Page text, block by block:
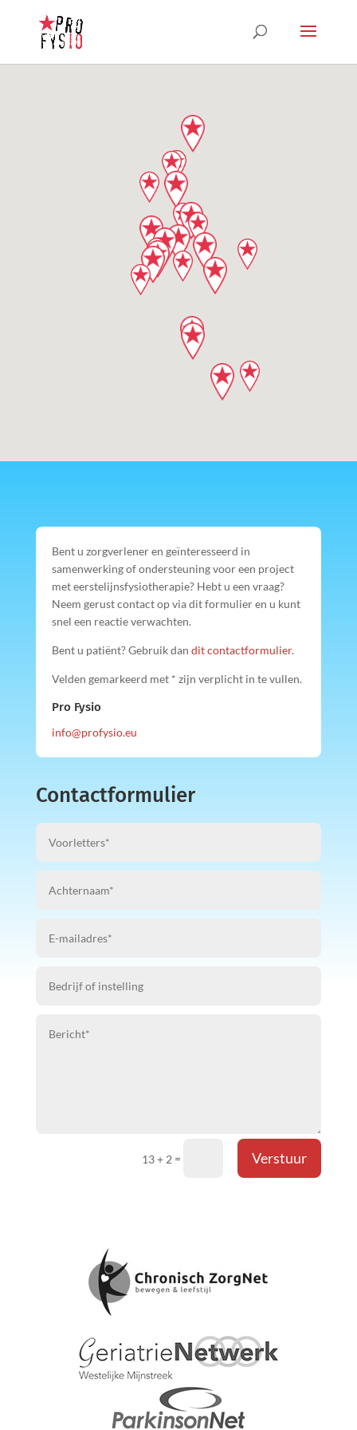
Bent u zorgverlener en geïnteresseerd in
samenwerking of ondersteuning voor een project
met eerstelijnsfysiotherapie? Hebt u een vraag?
Neem gerust contact op via dit formulier en u kunt
snel een reactie verwachten.
Bent u patiënt? Gebruik dan dit contactformulier.
Velden gemarkeerd met * zijn verplicht in te vullen.
Pro Fysio
info@profysio.eu
Contactformulier
13 + 2 = Verstuur